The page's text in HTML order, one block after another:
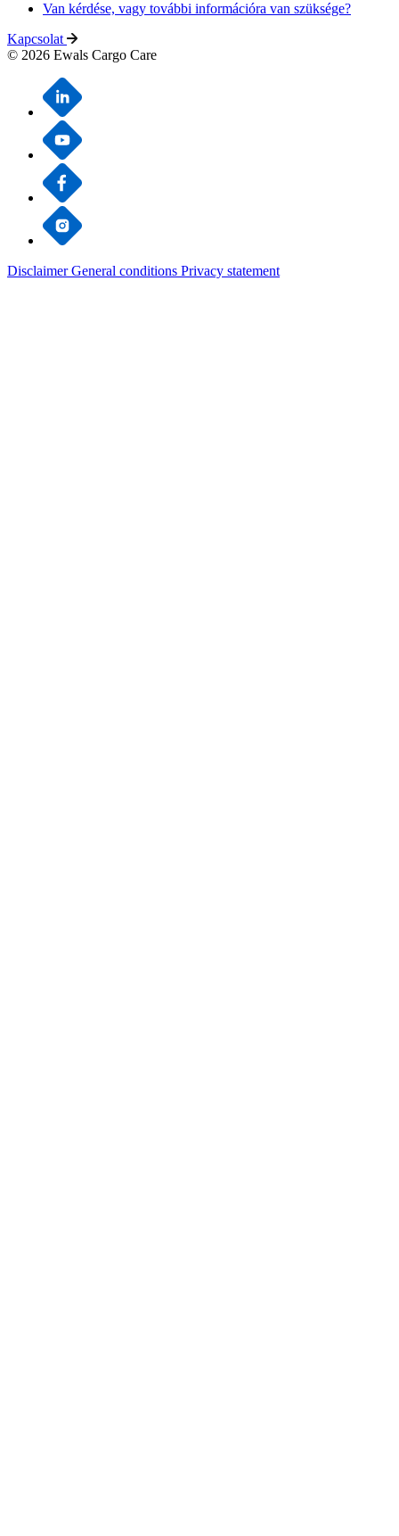
Van kérdése, vagy további információra van szüksége?
Kapcsolat
© 2026 Ewals Cargo Care
DisclaimerGeneral conditions Privacy statement